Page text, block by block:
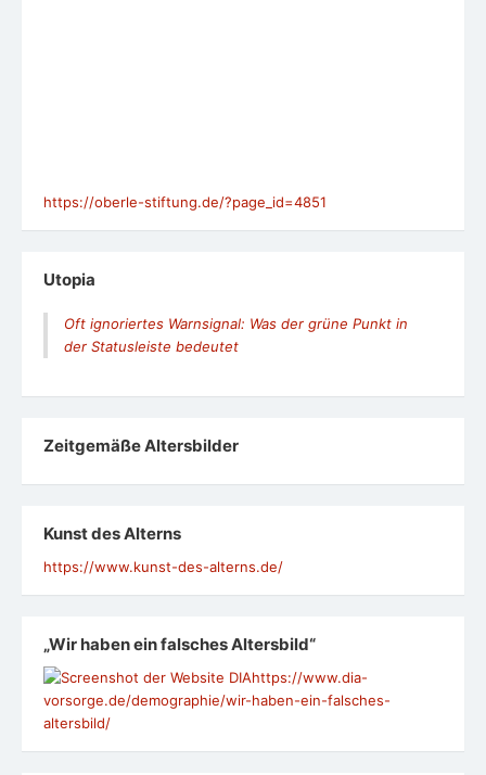
https://oberle-stiftung.de/?page_id=4851
Utopia
Oft ignoriertes Warnsignal: Was der grüne Punkt in
der Statusleiste bedeutet
Zeit­ge­mäße Alters­bil­der
Kunst des Alterns
https://www.kunst-des-alterns.de/
„Wir haben ein falsches Altersbild“
https://www.dia-
vorsorge.de/demographie/wir-haben-ein-falsches-
altersbild/